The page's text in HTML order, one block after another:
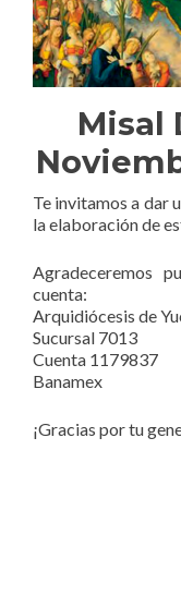
Misal
Te invitamos a dar
la elaboración de
Agradeceremos
cuenta:
Arquidiócesis de
Sucursal 7013
Cuenta 1179837
Banamex
¡Gracias por tu